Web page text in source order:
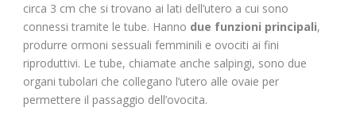
circa 3 cm che si trovano ai lati dell’utero a cui sono
connessi tramite le tube. Hanno due funzioni principali,
produrre ormoni sessuali femminili e ovociti ai fini
riproduttivi. Le tube, chiamate anche salpingi, sono due
organi tubolari che collegano l’utero alle ovaie per
permettere il passaggio dell’ovocita.